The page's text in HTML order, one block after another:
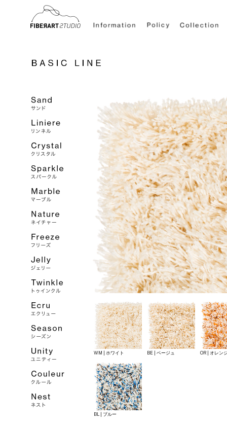
WM | ホワイト BE | ベージュ OR | オレン
BL | ブルー